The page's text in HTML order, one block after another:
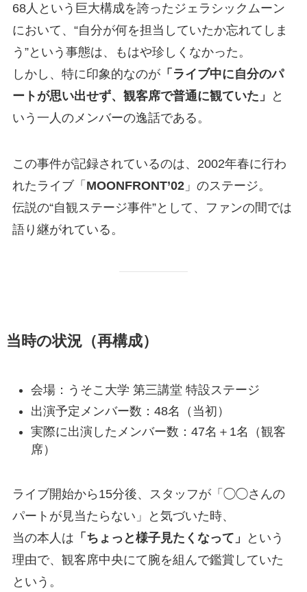
68人という巨大構成を誇ったジェラシックムーン
において、“自分が何を担当していたか忘れてしま
う”という事態は、もはや珍しくなかった。
しかし、特に印象的なのが「ライブ中に自分のパ
ートが思い出せず、観客席で普通に観ていた」
と
いう一人のメンバーの逸話である。
この事件が記録されているのは、2002年春に行わ
れたライブ「 MOONFRONT’02」のステージ。
伝説の“自観ステージ事件”として、ファンの間では
語り継がれている。
当時の状況（再構成）
会場：うそこ大学 第三講堂 特設ステージ
出演予定メンバー数：48名（当初）
実際に出演したメンバー数：47名＋1名（観客
席）
ライブ開始から15分後、スタッフが「◯◯さんの
パートが見当たらない」と気づいた時、
当の本人は 「ちょっと様子見たくなって」
という
理由で、観客席中央にて腕を組んで鑑賞していた
という。